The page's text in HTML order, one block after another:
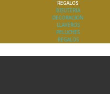
REGALOS
BISUTERIA
DECORACION
LLAVEROS
PELUCHES
REGALOS